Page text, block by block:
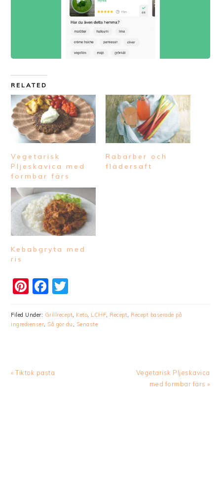
RELATED
Vegetarisk
Pljeskavica med
formbar färs
Rabarber och
flädersaft
Kebabgryta med
ris
Pinterest
Facebook
Filed Under: Grillrecept Keto LCHF Recept Recept baserade på
ingredienser Så gör du Senaste
Previous
« Tiktok pasta
Next
Post:
Vegetarisk Pljeskavica
med formbar färs »